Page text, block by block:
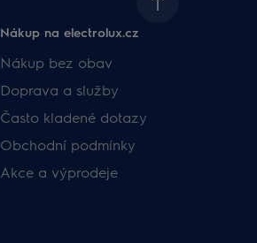
Nákup na electrolux.cz
Nákup bez obav
Doprava a služby
Často kladené dotazy
Obchodní podmínky
Akce a výprodeje